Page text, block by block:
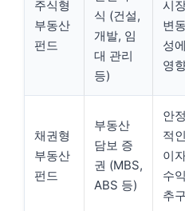
주식형
부동산
펀드
식 (건설,
개발, 임
대 관리
등)
시
변동
성에
영
채권형
부동산
펀드
부동산
담보 증
권 (MBS,
ABS 등)
안정
적인
이
수익
추구